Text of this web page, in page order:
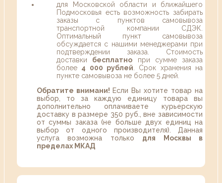
для Московской области и ближайшего
Подмосковья есть возможность забирать
заказы с пунктов самовывоза
транспортной компании СДЭК.
Оптимальный пункт самовывоза
обсуждается с нашими менеджерами при
подтверждении заказа. Стоимость
доставки бесплатно при сумме заказа
более 4 000 рублей . Срок хранения на
пункте самовывоза не более 5 дней.
Обратите внимани! Если Вы хотите товар на
выбор, то за каждую единицу товара вы
дополнительно оплачиваете курьерскую
доставку в размере 350 руб., вне зависимости
от суммы заказа (не больше двух единиц на
выбор от одного производителя). Данная
услуга возможна только для Москвы в
пределах МКАД